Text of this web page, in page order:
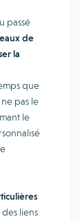
passé
de
la
que
pas le
le
liens